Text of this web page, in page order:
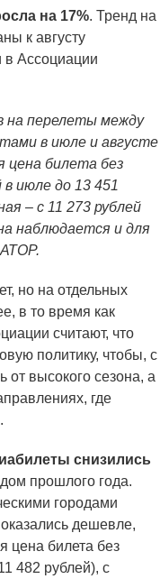
на 17%. Тренд на
к августу
в Ассоциации
на перелеты между
в июле и августе
цена билета без
в июле до 13 451
– с 11 273 рублей
наблюдается и для
но на отдельных
в то время как
считают, что
политику, чтобы, с
от высокого сезона, а
где
снизились
прошлого года.
городами
дешевле,
цена билета без
482 рублей), с